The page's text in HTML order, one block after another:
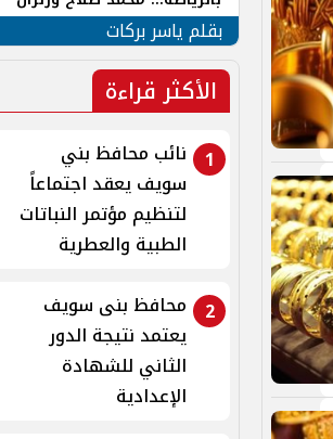
الهوية في الشارع التركي
بقلم ياسر بركات
الأكثر قراءة
1
نائب محافظ بني
سويف يعقد اجتماعاً
لتنظيم مؤتمر النباتات
الطبية والعطرية
2
محافظ بنى سويف
يعتمد نتيجة الدور
الثاني للشهادة
الإعدادية